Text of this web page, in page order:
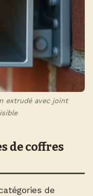
extrudé avec joint
de coffres
de